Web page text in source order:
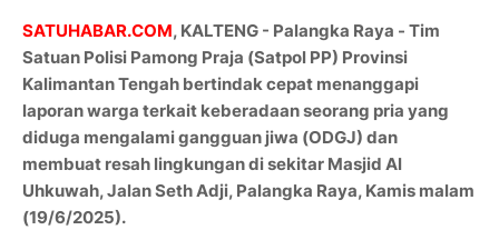
SATUHABAR.COM, KALTENG - Palangka Raya - Tim
Satuan Polisi Pamong Praja (Satpol PP) Provinsi
Kalimantan Tengah bertindak cepat menanggapi
laporan warga terkait keberadaan seorang pria yang
diduga mengalami gangguan jiwa (ODGJ) dan
membuat resah lingkungan di sekitar Masjid Al
Uhkuwah, Jalan Seth Adji, Palangka Raya, Kamis malam
(19/6/2025).